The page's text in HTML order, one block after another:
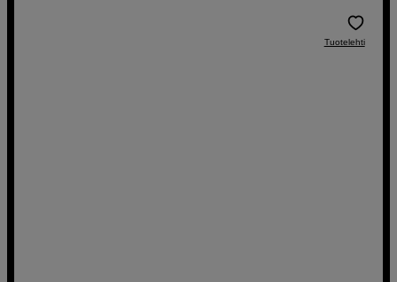
Tuotelehti